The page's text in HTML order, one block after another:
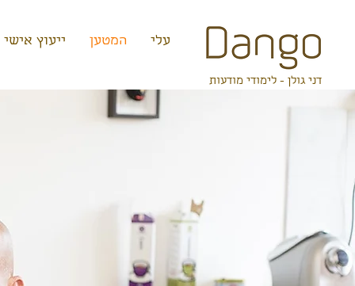
קצת עלי המטען ייעוץ אישי
דני גולן - לימודי מודעות